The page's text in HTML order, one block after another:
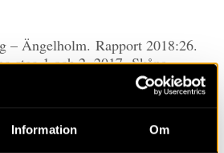
Information Om
– Ängelholm. Rapport 2018:26.
steg 1 och 2, 2017. Skåne,
kommuner